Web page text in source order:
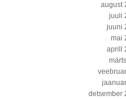
august
juuli
juuni
mai
aprill
detsember